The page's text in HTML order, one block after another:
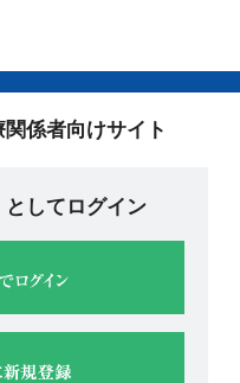
係者向けサイト
してログイン